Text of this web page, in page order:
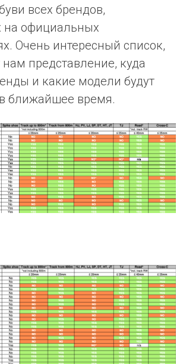
всех брендов,
на официальных
Очень интересный список,
представление, куда
и какие модели будут
ближайшее время.